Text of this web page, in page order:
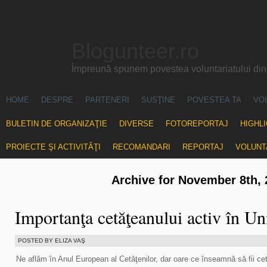
Împreună spunem povestea voluntariatului
HOME DESPRE PARTENERI SUSŢINE POVESTEA TA
BULETIN DE ORGANIZAŢIE DIVERSE FOTOREPORTAJ
PROIECTE ŞI ACTIVITĂŢI RECOMANDARI REPORTAJ
Archive for November 8th,
Importanţa cetăţeanului activ în
POSTED BY ELIZA VAŞ
Ne aflăm în Anul European al Cetăţenilor, dar oare ce înseamnă să fii